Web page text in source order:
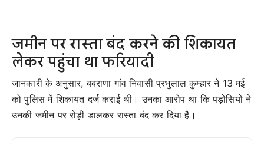
जमीन पर रास्ता बंद करने की शिकायत
लेकर पहुंचा था फरियादी
जानकारी के अनुसार, बबराणा गांव निवासी प्रभुलाल कुम्हार ने 13 मई
को पुलिस में शिकायत दर्ज कराई थी। उनका आरोप था कि पड़ोसियों ने
उनकी जमीन पर रोड़ी डालकर रास्ता बंद कर दिया है।